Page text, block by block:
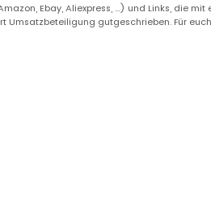
Ebay, Aliexpress, ...) und Links, die
Umsatzbeteiligung gutgeschrieben. Für